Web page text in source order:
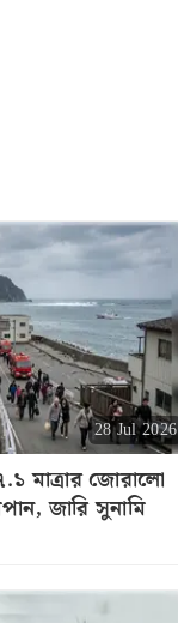
28 Jul 2026
মাত্রার জোরালো
জারি সুনামি